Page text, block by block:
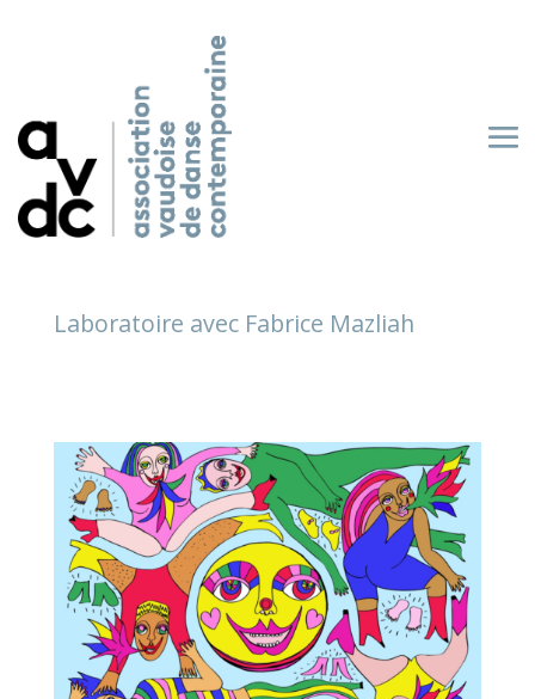
Laboratoire avec Fabrice Mazliah